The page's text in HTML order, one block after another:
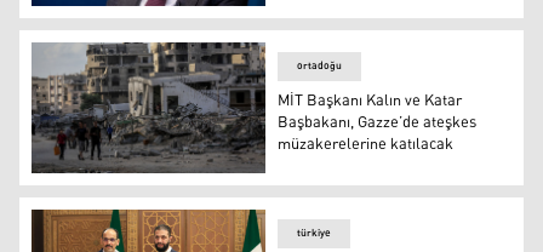
MİT Başkanı Kalın, Hamas heyetiyle bir araya geldi
MİT Başkanı Kalın ve Katar Başbakanı, Gazze’de
ortadoğu
MİT Başkanı Kalın ve Katar
Başbakanı, Gazze’de ateşkes
müzakerelerine katılacak
türkiye